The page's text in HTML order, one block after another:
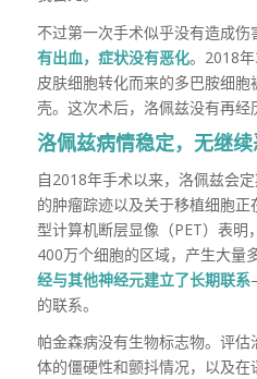
不过第一次手术似乎没有造成伤
有出血，症状没有恶化。2018
皮肤细胞转化而来的多巴胺细
壳。这次术后，洛佩兹没有再经
洛佩兹病情稳定，无继
自2018年手术以来，洛佩兹会
的肿瘤踪迹以及关于移植细胞
型计算机断层显像（PET）表明
400万个细胞的区域，产生大量
经与其他神经元建立了长期联系
的联系。
帕金森病没有生物标志物。评
体的僵硬性和颤抖情况，以及